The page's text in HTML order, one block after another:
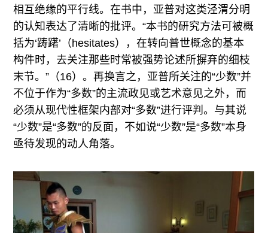
相互绝缘的平行线。在书中，亚普对这类泾渭分明
的认知表达了清晰的批评。“本书的研究方法可被概
括为‘踌躇’（hesitates），在转向普世概念的基本
构件时，去关注那些时常被强势论述所摒弃的细枝
末节。”（16）。再换言之，亚普所关注的“少数”并
不位于作为“多数”的主流政见或艺术意见之外，而
必须从现代性框架内部对“多数”进行评判。与其说
“少数”是“多数”的反面，不如说“少数”是“多数”本身
亟待发现的动人角落。